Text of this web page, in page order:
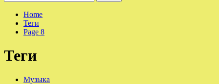
Home
Теги
Page 8
Теги
Музыка